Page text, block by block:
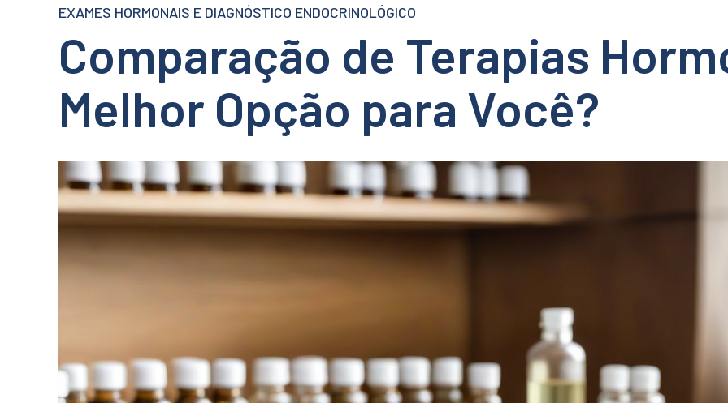
EXAMES HORMONAIS E DIAGNÓSTICO ENDOCRINOLÓGICO
Comparação de Terapias
Melhor Opção para Você?